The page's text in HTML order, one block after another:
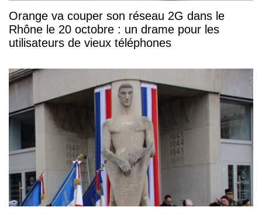
Orange va couper son réseau 2G dans le
Rhône le 20 octobre : un drame pour les
utilisateurs de vieux téléphones